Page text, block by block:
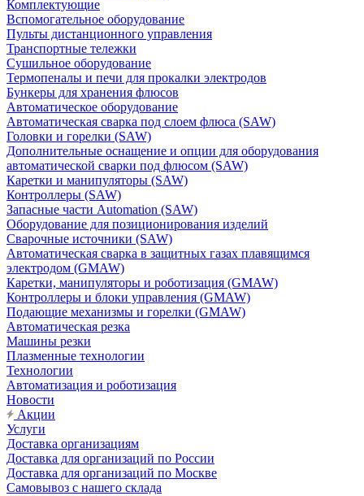
Комплектующие
Вспомогательное оборудование
Пульты дистанционного управления
Транспортные тележки
Сушильное оборудование
Термопеналы и печи для прокалки электродов
Бункеры для хранения флюсов
Автоматическое оборудование
Автоматическая сварка под слоем флюса (SAW)
Головки и горелки (SAW)
Дополнительные оснащение и опции для оборудования
автоматической сварки под флюсом (SAW)
Каретки и манипуляторы (SAW)
Контроллеры (SAW)
Запасные части Automation (SAW)
Оборудование для позиционирования изделий
Сварочные источники (SAW)
Автоматическая сварка в защитных газах плавящимся
электродом (GMAW)
Каретки, манипуляторы и роботизация (GMAW)
Контроллеры и блоки управления (GMAW)
Подающие механизмы и горелки (GMAW)
Автоматическая резка
Машины резки
Плазменные технологии
Технологии
Автоматизация и роботизация
Новости
Акции
Услуги
Доставка организациям
Доставка для организаций по России
Доставка для организаций по Москве
Самовывоз с нашего склада